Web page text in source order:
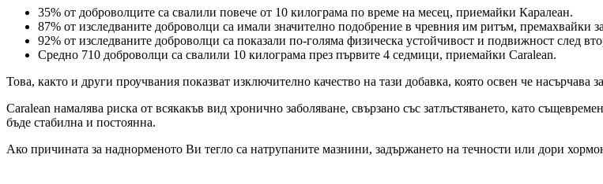
35% от доброволците са свалили повече от 10 килограма по време на месец, приемайки Каралеан.
87% от изследваните доброволци са имали значително подобрение в чревния им ритъм, премахвайки
92% от изследваните доброволци са показали по-голяма физическа устойчивост и подвижност след
Средно 710 доброволци са свалили 10 килограма през първите 4 седмици, приемайки Caralean.
Това, както и други проучвания показват изключително качество на тази добавка, която освен че насърчава
Caralean намалява риска от всякакъв вид хронично заболяване, свързано със затлъстяването, като
бъде стабилна и постоянна.
Ако причината за наднорменото Ви тегло са натрупаните мазнини, задържането на течности или дори